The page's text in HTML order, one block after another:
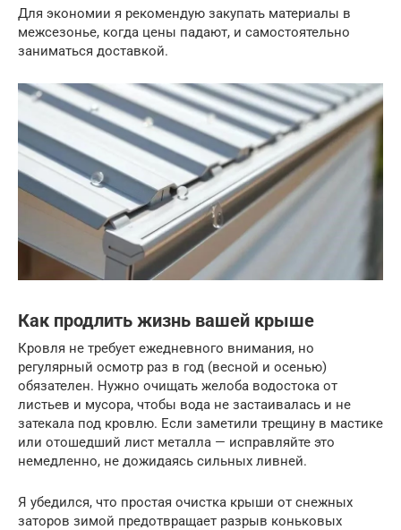
Для экономии я рекомендую закупать материалы в
межсезонье, когда цены падают, и самостоятельно
заниматься доставкой.
Как продлить жизнь вашей крыше
Кровля не требует ежедневного внимания, но
регулярный осмотр раз в год (весной и осенью)
обязателен. Нужно очищать желоба водостока от
листьев и мусора, чтобы вода не застаивалась и не
затекала под кровлю. Если заметили трещину в мастике
или отошедший лист металла — исправляйте это
немедленно, не дожидаясь сильных ливней.
Я убедился, что простая очистка крыши от снежных
заторов зимой предотвращает разрыв коньковых